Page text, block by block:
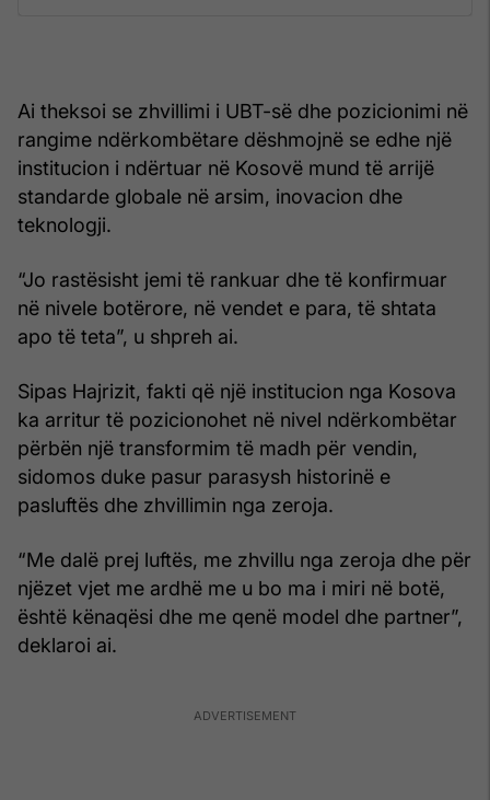
Ai theksoi se zhvillimi i UBT-së dhe pozicionimi në
rangime ndërkombëtare dëshmojnë se edhe një
institucion i ndërtuar në Kosovë mund të arrijë
standarde globale në arsim, inovacion dhe
teknologji.
“Jo rastësisht jemi të rankuar dhe të konfirmuar
në nivele botërore, në vendet e para, të shtata
apo të teta”, u shpreh ai.
Sipas Hajrizit, fakti që një institucion nga Kosova
ka arritur të pozicionohet në nivel ndërkombëtar
përbën një transformim të madh për vendin,
sidomos duke pasur parasysh historinë e
pasluftës dhe zhvillimin nga zeroja.
“Me dalë prej luftës, me zhvillu nga zeroja dhe për
njëzet vjet me ardhë me u bo ma i miri në botë,
është kënaqësi dhe me qenë model dhe partner”,
deklaroi ai.